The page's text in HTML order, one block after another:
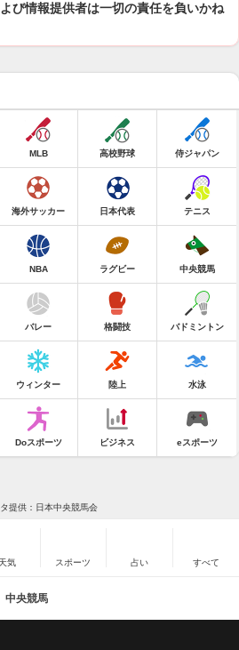
び情報提供者は一切の責任を負いかね
MLB 高校野球 侍ジャパン
海外サッカー 日本代表 テニス
NBA ラグビー 中央競馬
バレー 格闘技 バドミントン
ウィンター 陸上 水泳
Doスポーツ ビジネス eスポーツ
提供：日本中央競馬会
気 スポーツ 占い すべて
中央競馬